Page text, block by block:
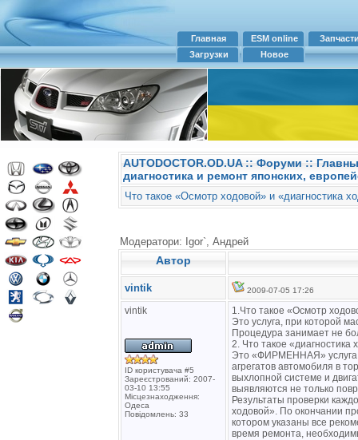
Главная ESM online
Загрузки
Новое
AUTODOCTOR.OD.UA:: Форуми ::
диагностика и ремонт японских,
Что такое «Осмотр ходовой» и «диагностика
Модератори: Igor`, Андрей
Автор
vintik 2009-07-05 17:26
vintik
ID користувача #5
Зареєстрований: 2007-
03-10 13:55
Місцезнаходження:
Одеса
Повідомлень: 33
1.Что такое «Осмотр
Это услуга, при которой
Процедура занимает не
2. Что такое «диагностика
Это «ФИРМЕННАЯ» услуга,
агрегатов автомобиля в
выхлопной системе и
выявляются не только
Результаты проверки
ходовой». По окончании
котором указаны все
время ремонта,